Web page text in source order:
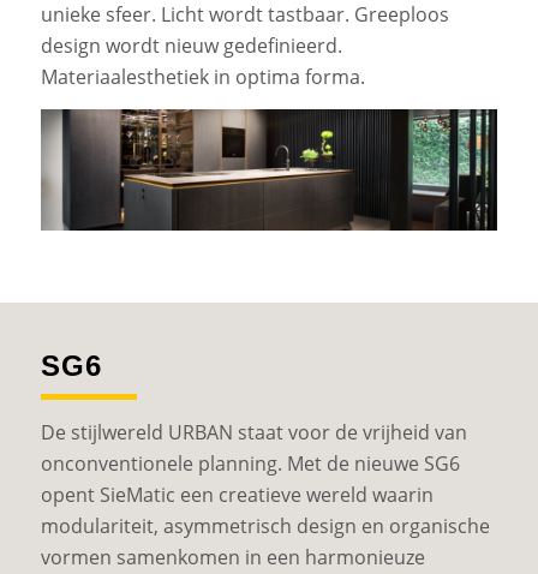
unieke sfeer. Licht wordt tastbaar. Greeploos
design wordt nieuw gedefinieerd.
Materiaalesthetiek in optima forma.
SG6
De stijlwereld URBAN staat voor de vrijheid van
onconventionele planning. Met de nieuwe SG6
opent SieMatic een creatieve wereld waarin
modulariteit, asymmetrisch design en organische
vormen samenkomen in een harmonieuze